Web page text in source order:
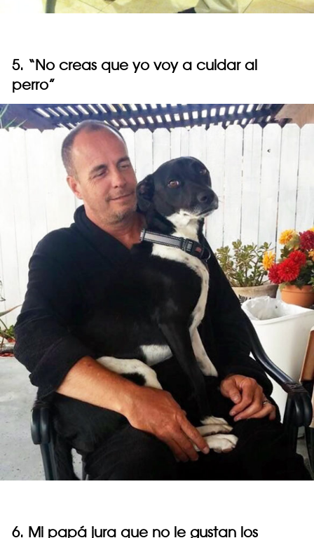
5. “No creas que yo voy a cuidar al
perro”
6. Mi papá jura que no le gustan los